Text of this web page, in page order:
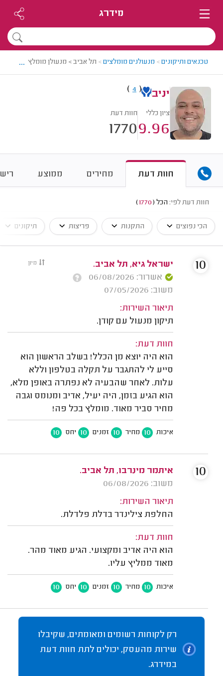
מידרג
טכנאים ותיקונים> מנעולנים מומלצים> תל אביב > מנעולן מומלץ - יניב
...
יניב (
4
)
ציון כללי
9.96
חוות דעת
1770
חוות דעת מחירים ממוצע
חוות דעת לפי: הכל (
1770
)
הכי נפוצים התקנות פריצות תיקונים
מיון
ישראל גיא, תל אביב.
אשרור: 06/08/2026
משוב: 07/05/2026
תיאור השירות:
תיקון מנעול עם קודן.
חוות דעת:
הוא היה יוצא מן הכלל! בשלב הראשון הוא
סייע לי להתגבר על תקלה בטלפון וללא
עלות. לאחר שהבעיה לא נפתרה באופן מלא,
הוא הגיע בזמן, היה יעיל, אדיב ומנומס וגבה
מחיר סביר מאוד. מומלץ בכל פה!
איכות 10 מחיר 10 זמנים 10 יחס 10
10
איתמר מינרבו, תל אביב.
משוב: 06/08/2026
תיאור השירות:
החלפת צילינדר בדלת פלדלת.
חוות דעת:
הוא היה אדיב ומקצועי. הגיע מאוד מהר.
מאוד ממליץ עליו.
איכות 10 מחיר 10 זמנים 10 יחס 10
10
רק לקוחות רשומים ומאומתים, שקיבלו
שירות מהעסק, יכולים לתת חוות דעת
במידרג.